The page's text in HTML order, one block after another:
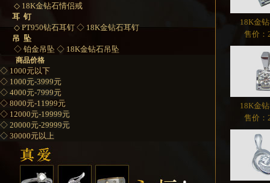
◇ 18K金钻石情侣戒
耳 钉
◇ PT950钻石耳钉 ◇ 18K金钻石耳钉
吊 坠
◇ 铂金吊坠 ◇ 18K金钻石吊坠
商品价格
◇ 1000元以下
◇ 1000元-3999元
◇ 4000元-7999元
◇ 8000元-11999元
◇ 12000元-19999元
◇ 20000元-29999元
◇ 30000元以上
18K金
售价：
18K金
售价：